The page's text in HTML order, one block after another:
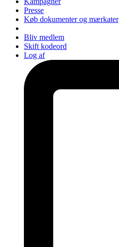
Presse
Køb dokumenter og mærkater
Bliv medlem
Skift kodeord
Log af